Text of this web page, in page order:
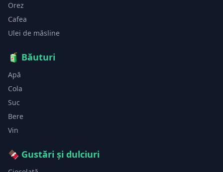
Orez
Cafea
Ulei de măsline
🧃 Băuturi
Apă
Cola
Suc
Bere
Vin
🍫 Gustări și dulciuri